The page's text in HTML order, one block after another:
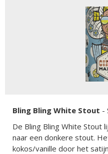
Bling Bling White Stout -
De Bling Bling White Stout
naar een donkere stout.
kokos/vanille door het